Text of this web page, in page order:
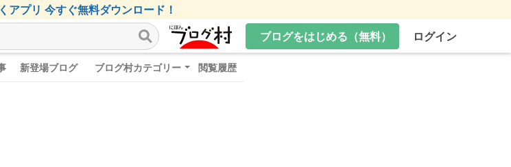
アプリ 今すぐ無料ダウンロード！
ブログをはじめる（無料）
ログイン
新登場ブログ ブログ村カテゴリー 閲覧履歴